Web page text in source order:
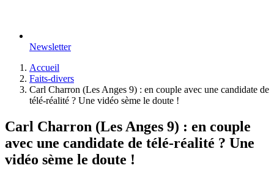
Newsletter
Accueil
Faits-divers
Carl Charron (Les Anges 9) : en couple avec une candidate de
télé-réalité ? Une vidéo sème le doute !
Carl Charron (Les Anges 9) : en couple
avec une candidate de télé-réalité ? Une
vidéo sème le doute !